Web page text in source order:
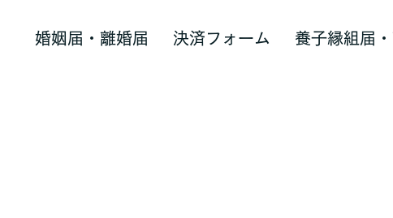
婚姻届・離婚届 決済フォーム 養子縁組届